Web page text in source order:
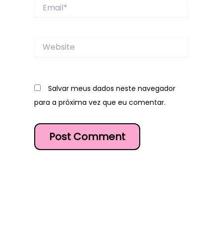
Website
Salvar meus dados neste navegador
para a próxima vez que eu comentar.